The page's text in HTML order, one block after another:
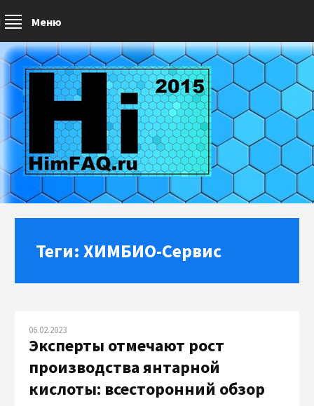
Меню
Теги: ХИМБИО-Сервис
06.02.2023
Эксперты отмечают рост
производства янтарной
кислоты: всесторонний обзор